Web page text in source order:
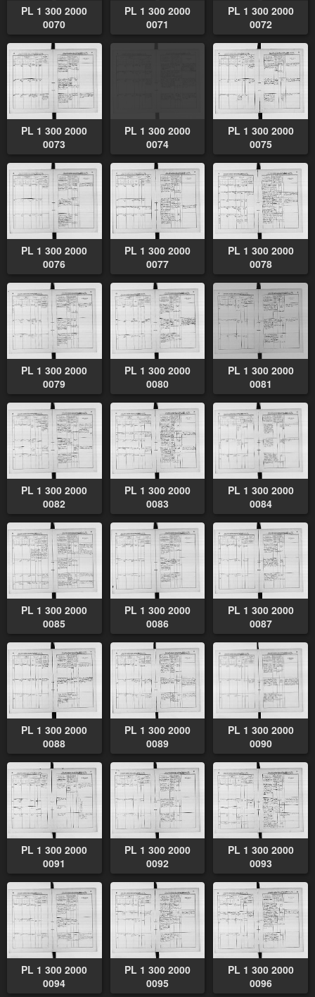
PL 1 300 2000
0070
PL 1 300 2000
0071
PL 1 300 2000
0072
PL 1 300 2000
0073
PL 1 300 2000
0074
PL 1 300 2000
0075
PL 1 300 2000
0076
PL 1 300 2000
0077
PL 1 300 2000
0078
PL 1 300 2000
0079
PL 1 300 2000
0080
PL 1 300 2000
0081
PL 1 300 2000
0082
PL 1 300 2000
0083
PL 1 300 2000
0084
PL 1 300 2000
0085
PL 1 300 2000
0086
PL 1 300 2000
0087
PL 1 300 2000
0088
PL 1 300 2000
0089
PL 1 300 2000
0090
PL 1 300 2000
0091
PL 1 300 2000
0092
PL 1 300 2000
0093
PL 1 300 2000
0094
PL 1 300 2000
0095
PL 1 300 2000
0096